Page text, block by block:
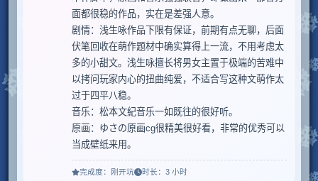
面都很稳的作品，实在是差强人意。
剧情：浅生咏作品下限有保证，前期有点无聊，后面
伏笔回收在萌作题材中确实算得上一流，不用考虑太
多的小甜文。浅生咏擅长将男女主置于极端的苦难中
以拷问玩家内心的扭曲纯爱，不适合写这种文萌作太
过于四平八稳。
音乐：松本文紀音乐一如既往的很好听。
原画：ゆさの原画cg很精美很好看，非常的优秀可以
完成度： 刚开坑 时长： 3 小时